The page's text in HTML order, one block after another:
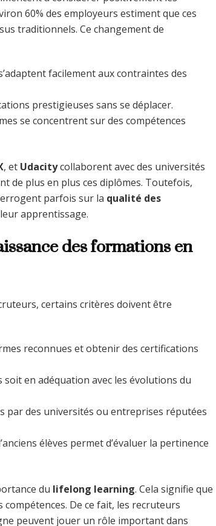
60% des employeurs estiment que ces
traditionnels. Ce changement de
facilement aux contraintes des
prestigieuses sans se déplacer.
se concentrent sur des compétences
, et Udacitycollaborent avec des universités
de plus en plus ces diplômes. Toutefois,
parfois sur la qualité des
apprentissage.
des formations en
certains critères doivent être
reconnues et obtenir des certifications
soit en adéquation avec les évolutions du
par des universités ou entreprises réputées
élèves permet d’évaluer la pertinence
du lifelong learning. Cela signifie que
De ce fait, les recruteurs
peuvent jouer un rôle important dans